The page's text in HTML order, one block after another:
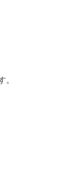
。